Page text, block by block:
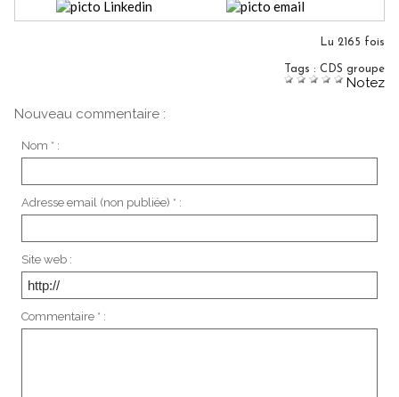
Lu 2165 fois
Tags : CDS groupe
Notez
Nouveau commentaire :
Nom * :
Adresse email (non publiée) * :
Site web :
Commentaire * :